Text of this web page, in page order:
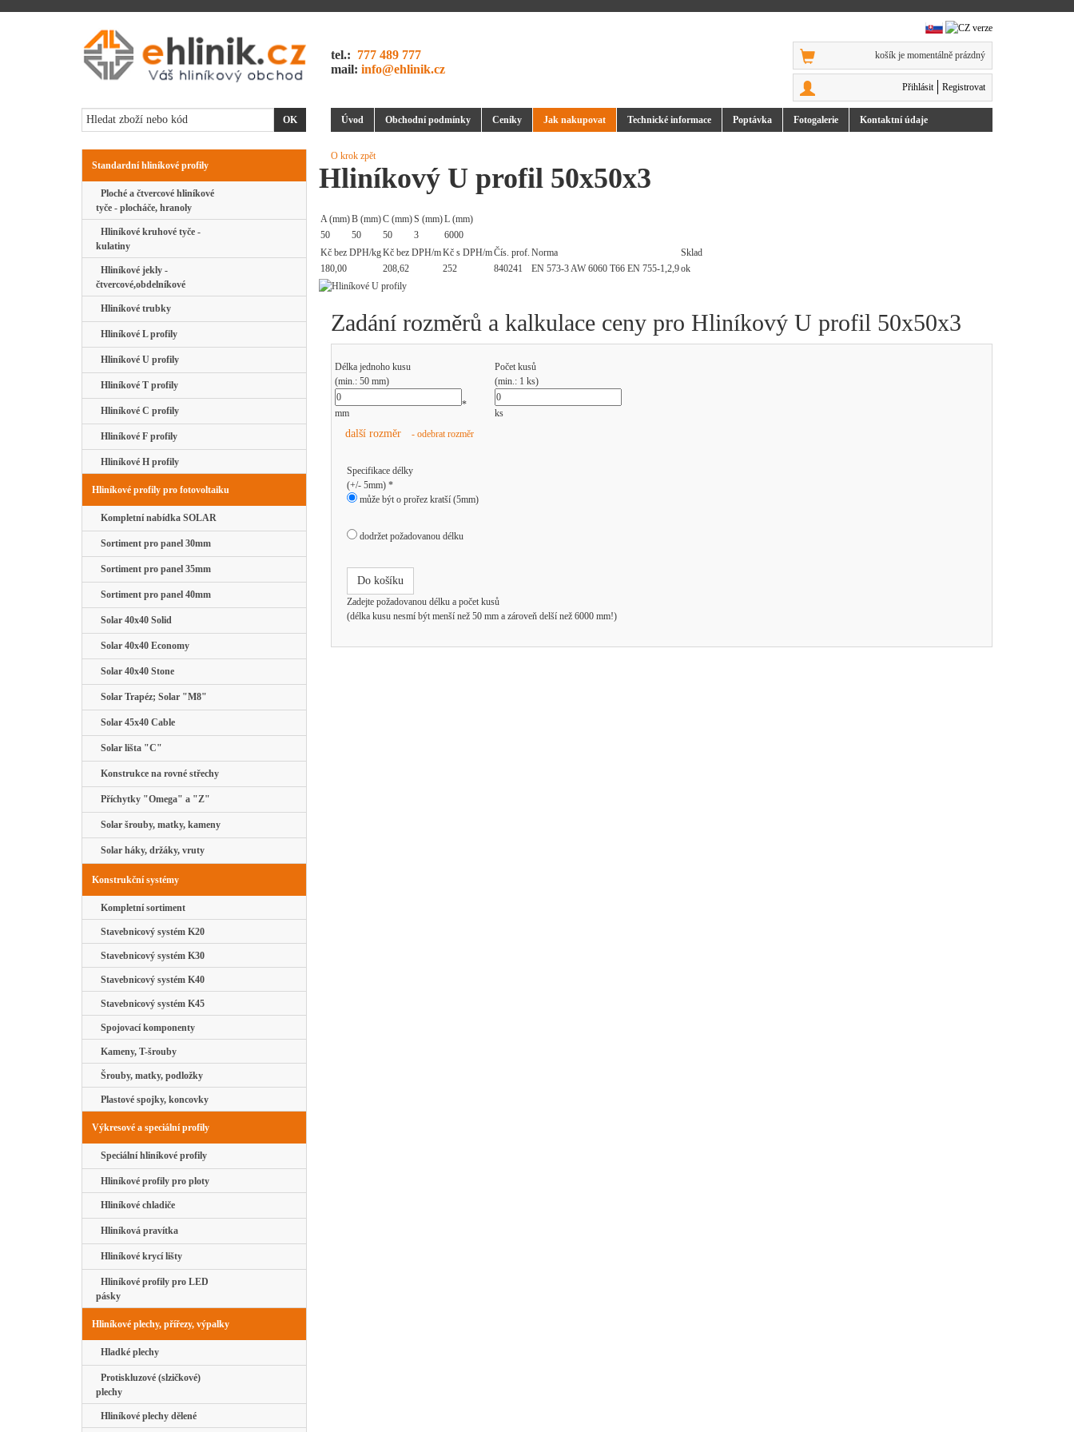
tel.: 777 489 777
mail: info@ehlinik.cz
košík je momentálně prázdný
Přihlásit Registrovat
Úvod Obchodní podmínky Ceníky Jak nakupovat Technické informace Poptávka Fotogalerie Kontaktní údaje
Standardní hliníkové profily
Ploché a čtvercové hliníkové
tyče - plocháče, hranoly
Hliníkové kruhové tyče -
kulatiny
Hliníkové jekly -
čtvercové,obdelníkové
Hliníkové trubky
Hliníkové L profily
Hliníkové U profily
Hliníkové T profily
Hliníkové C profily
Hliníkové F profily
Hliníkové H profily
Hliníkové profily pro fotovoltaiku
Kompletní nabídka SOLAR
Sortiment pro panel 30mm
Sortiment pro panel 35mm
Sortiment pro panel 40mm
Solar 40x40 Solid
Solar 40x40 Economy
Solar 40x40 Stone
Solar Trapéz; Solar "M8"
Solar 45x40 Cable
Solar lišta "C"
Konstrukce na rovné střechy
Příchytky "Omega" a "Z"
Solar šrouby, matky, kameny
Solar háky, držáky, vruty
Konstrukční systémy
Kompletní sortiment
Stavebnicový systém K20
Stavebnicový systém K30
Stavebnicový systém K40
Stavebnicový systém K45
Spojovací komponenty
Kameny, T-šrouby
Šrouby, matky, podložky
Plastové spojky, koncovky
Výkresové a speciální profily
Speciální hliníkové profily
Hliníkové profily pro ploty
Hliníkové chladiče
Hliníková pravítka
Hliníkové krycí lišty
Hliníkové profily pro LED
pásky
Hliníkové plechy, přířezy, výpalky
Hladké plechy
Protiskluzové (slzičkové)
plechy
Hliníkové plechy dělené
O krok zpět
Hliníkový U profil 50x50x3
A (mm)B (mm)C (mm)S (mm)L (mm)
50
50 50 3
6000
Kč bez DPH/kgKč bez DPH/mKč s DPH/mČís. prof. Norma
Sklad
180,00
208,62 252 840241 EN 573-3 AW 6060 T66 EN 755-1,2,9ok
Zadání rozměrů a kalkulace ceny pro Hliníkový U profil 50x50x3
Délka jednoho kusu
(min.: 50 mm)
Počet kusů
(min.: 1 ks)
mm
*
ks
další rozměr - odebrat rozměr
Specifikace délky
(+/- 5mm) *
může být o prořez kratší (5mm)
dodržet požadovanou délku
Do košíku
Zadejte požadovanou délku a počet kusů
(délka kusu nesmí být menší než 50 mm a zároveň delší než 6000 mm!)